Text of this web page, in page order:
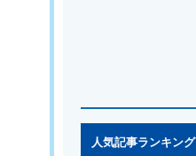
人気記事ランキング